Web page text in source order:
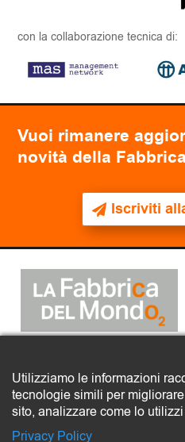
con la collaborazione tecnica di:
Vuoi rimanere
novità della
Iscriviti
COMITATO LA FABBRICA DEL
Via Quarto, 16 – 35138 Padova
CF 92320220285
Utilizziamo le informazioni
tecnologie simili per
sito, analizzare come lo
Privacy Policy